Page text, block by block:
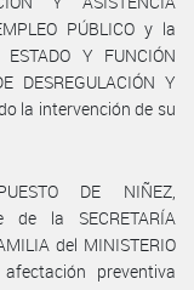
PÚBLICO y la
ESTADO Y FUNCIÓN
DESREGULACIÓN Y
la intervención de su
DE NIÑEZ,
de la SECRETARÍA
del MINISTERIO
preventiva